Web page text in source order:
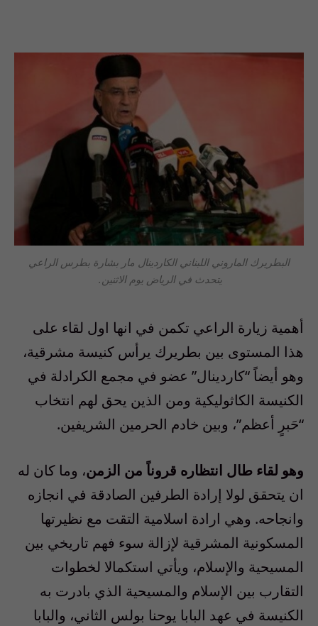
البطريرك الماروني اللبناني الكاردينال مار بشارة بطرس الراعي
يتحدث في الرياض يوم الاثنين.
أهمية زيارة الراعي تكمن في انها اول لقاء على
هذا المستوى بين بطريرك يرأس كنيسة مشرقية،
وهو أيضاً “كاردينال” عضو في مجمع الكرادلة في
الكنيسة الكاثوليكية ومن الذين يحق لهم انتخاب
“حَبرٍ أعظم”، وبين خادم الحرمين الشريفين.
وهو لقاء طال انتظاره قروناً من الزمن، وما كان له
ان يتحقق لولا إرادة الطرفين الصادقة في انجازه
وانجاحه. وهي ارادة اسلامية التقت مع نظيرتها
المسكونية المشرقية لإزالة سوء فهم تاريخي بين
المسيحية والإسلام، ويأتي استكمالا لخطوات
التقارب بين الإسلام والمسيحية الذي بادرت به
الكنيسة في عهد البابا يوحنا بولس الثاني، والبابا